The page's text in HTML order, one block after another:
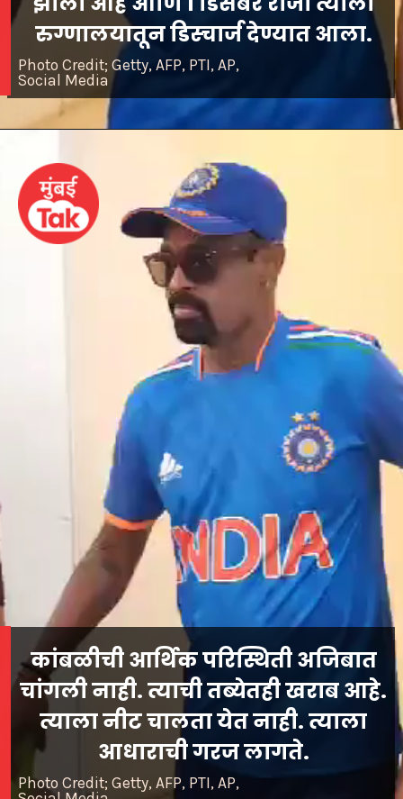
Photo Credit; Getty, AFP, PTI, AP,
Social Media
रुग्णालयातूनडिस्चार्ज देण्यात आला.
Photo Credit; Getty, AFP, PTI, AP,
कांबळीची आर्थिक परिस्थिती अजिबात
चांगली नाही. त्याची तब्येतही खराब आहे.
त्याला नीट चालता येत नाही. त्याला
आधाराची गरज लागते.